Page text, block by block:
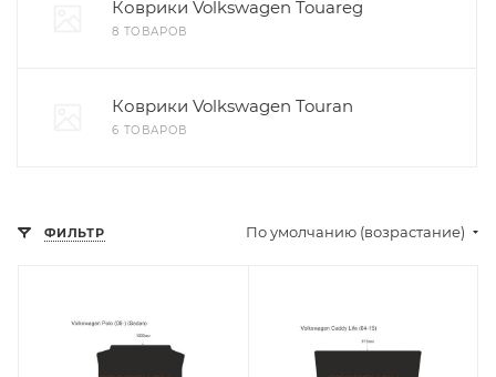
Коврики Volkswagen Touareg
8 ТОВАРОВ
Коврики Volkswagen Touran
6 ТОВАРОВ
ФИЛЬТР По умолчанию (возрастание)